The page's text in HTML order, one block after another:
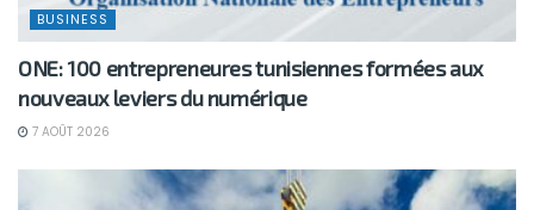
BUSINESS
ONE: 100 entrepreneures tunisiennes formées aux
nouveaux leviers du numérique
7 AOÛT 2026